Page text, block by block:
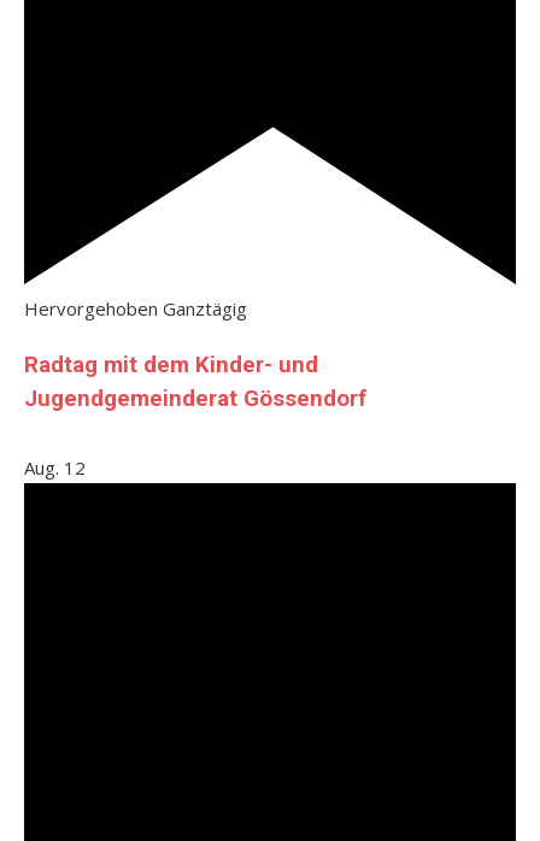
Hervorgehoben Ganztägig
Radtag mit dem Kinder- und
Jugendgemeinderat Gössendorf
Aug. 12